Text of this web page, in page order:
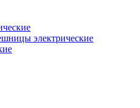
электрические